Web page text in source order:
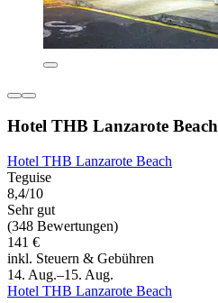
Hotel THB Lanzarote Beach
Hotel THB Lanzarote Beach
Teguise
8,4/10
Sehr gut
(348 Bewertungen)
141 €
inkl. Steuern & Gebühren
14. Aug.–15. Aug.
Hotel THB Lanzarote Beach